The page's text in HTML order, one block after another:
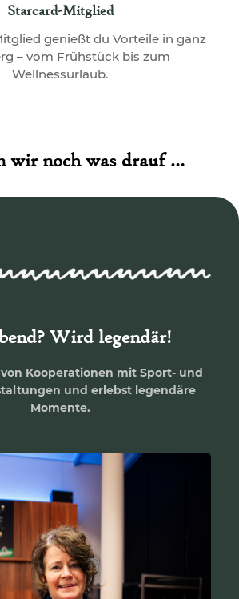
Starcard-Mitglied
genießt du Vorteile in ganz
– vom Frühstück bis zum
Wellnessurlaub.
wir noch was drauf …
Wird legendär!
Kooperationen mit Sport- und
und erlebst legendäre
Momente.